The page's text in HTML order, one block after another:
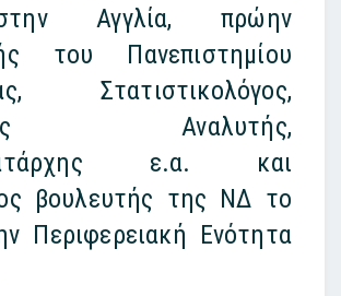
Αγγλία, πρώην
του Πανεπιστημίου
Στατιστικολόγος,
Αναλυτής,
ε.α. και
βουλευτής της ΝΔ το
Περιφερειακή Ενότητα